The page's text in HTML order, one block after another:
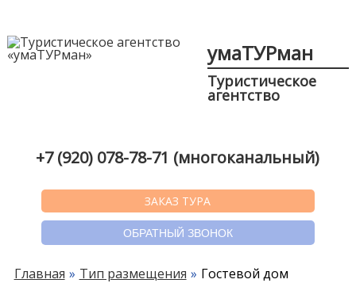
умаТУРман
Туристическое
агентство
ЗАКАЗ ТУРА
ОБРАТНЫЙ ЗВОНОК
+7 (920) 078-78-71 (многоканальный)
Главная Тип размещения Гостевой дом